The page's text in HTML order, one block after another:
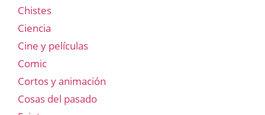
Chistes
Ciencia
Cine y películas
Comic
Cortos y animación
Cosas del pasado